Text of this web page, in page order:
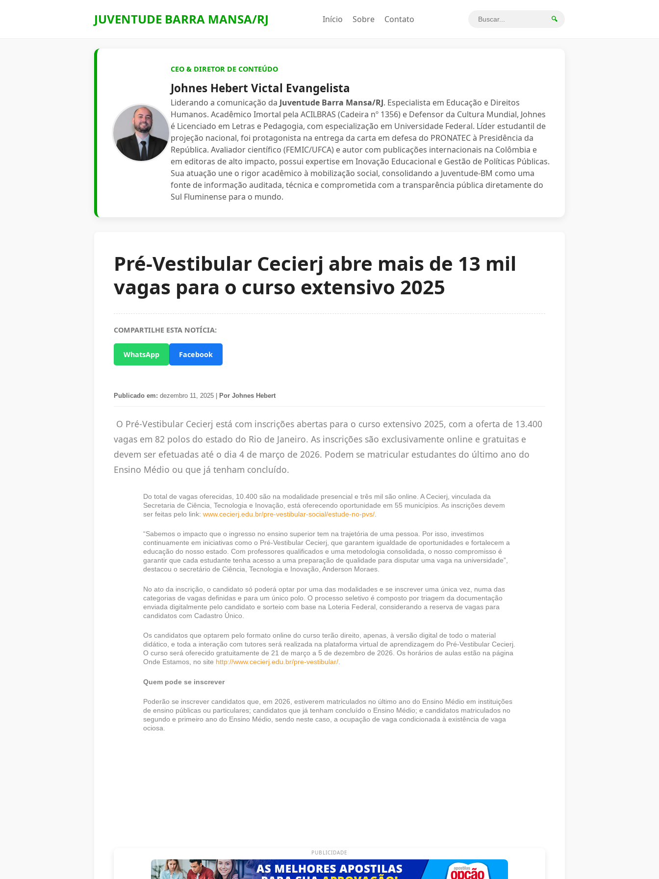
JUVENTUDE BARRA MANSA/RJ Início Sobre Contato 🔍
CEO & DIRETOR DE CONTEÚDO
Johnes Hebert Victal Evangelista
Liderando a comunicação da Juventude Barra Mansa/RJ. Especialista em Educação e Direitos
Humanos. Acadêmico Imortal pela ACILBRAS (Cadeira nº 1356) e Defensor da Cultura Mundial, Johnes
é Licenciado em Letras e Pedagogia, com especialização em Universidade Federal. Líder estudantil de
projeção nacional, foi protagonista na entrega da carta em defesa do PRONATEC à Presidência da
República. Avaliador científico (FEMIC/UFCA) e autor com publicações internacionais na Colômbia e
em editoras de alto impacto, possui expertise em Inovação Educacional e Gestão de Políticas Públicas.
Sua atuação une o rigor acadêmico à mobilização social, consolidando a Juventude-BM como uma
fonte de informação auditada, técnica e comprometida com a transparência pública diretamente do
Sul Fluminense para o mundo.
Pré-Vestibular Cecierj abre mais de 13 mil
vagas para o curso extensivo 2025
COMPARTILHE ESTA NOTÍCIA:
WhatsApp Facebook
Publicado em: dezembro 11, 2025 | Por Johnes Hebert
O Pré-Vestibular Cecierj está com inscrições abertas para o curso extensivo 2025, com a oferta de 13.400
vagas em 82 polos do estado do Rio de Janeiro. As inscrições são exclusivamente online e gratuitas e
devem ser efetuadas até o dia 4 de março de 2026. Podem se matricular estudantes do último ano do
Ensino Médio ou que já tenham concluído.
Do total de vagas oferecidas, 10.400 são na modalidade presencial e três mil são online. A Cecierj, vinculada da
Secretaria de Ciência, Tecnologia e Inovação, está oferecendo oportunidade em 55 municípios. As inscrições devem
ser feitas pelo link: www.cecierj.edu.br/pre-vestibular-social/estude-no-pvs/
“Sabemos o impacto que o ingresso no ensino superior tem na trajetória de uma pessoa. Por isso, investimos
continuamente em iniciativas como o Pré-Vestibular Cecierj, que garantem igualdade de oportunidades e fortalecem a
educação do nosso estado. Com professores qualificados e uma metodologia consolidada, o nosso compromisso é
garantir que cada estudante tenha acesso a uma preparação de qualidade para disputar uma vaga na universidade”,
destacou o secretário de Ciência, Tecnologia e Inovação, Anderson Moraes.
No ato da inscrição, o candidato só poderá optar por uma das modalidades e se inscrever uma única vez, numa das
categorias de vagas definidas e para um único polo. O processo seletivo é composto por triagem da documentação
enviada digitalmente pelo candidato e sorteio com base na Loteria Federal, considerando a reserva de vagas para
candidatos com Cadastro Único.
Os candidatos que optarem pelo formato online do curso terão direito, apenas, à versão digital de todo o material
didático, e toda a interação com tutores será realizada na plataforma virtual de aprendizagem do Pré-Vestibular Cecierj.
O curso será oferecido gratuitamente de 21 de março a 5 de dezembro de 2026. Os horários de aulas estão na página
Onde Estamos, no site http://www.cecierj.edu.br/pre-vestibular/
Quem pode se inscrever
Poderão se inscrever candidatos que, em 2026, estiverem matriculados no último ano do Ensino Médio em instituições
de ensino públicas ou particulares; candidatos que já tenham concluído o Ensino Médio; e candidatos matriculados no
segundo e primeiro ano do Ensino Médio, sendo neste caso, a ocupação de vaga condicionada à existência de vaga
ociosa.
PUBLICIDADE